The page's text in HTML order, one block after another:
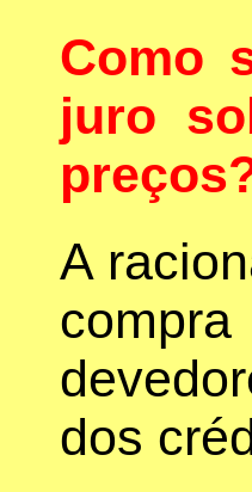
Como
juro
A
dos